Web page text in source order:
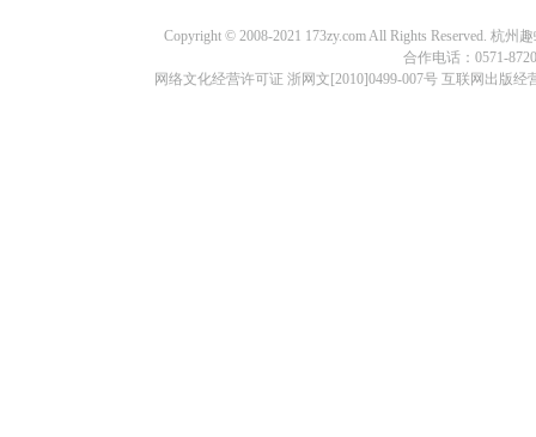
Copyright © 2008-2021 173zy.com All Rights Reserved. 杭
合作电话：0571-
网络文化经营许可证 浙网文[2010]0499-007号 互联网出版